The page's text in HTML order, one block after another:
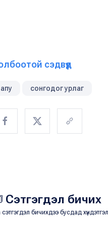
сэдвүүд
апу сонгодог урлаг
Сэтгэгдэл бичих
бичихдээ бусдад